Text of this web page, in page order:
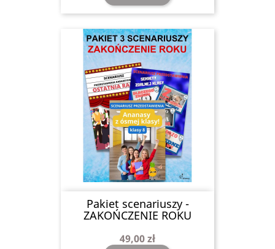
Pakiet scenariuszy -
ZAKOŃCZENIE ROKU
49,00 zł